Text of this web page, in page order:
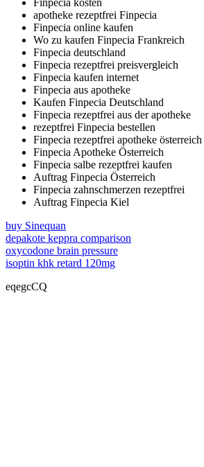
Finpecia kosten
apotheke rezeptfrei Finpecia
Finpecia online kaufen
Wo zu kaufen Finpecia Frankreich
Finpecia deutschland
Finpecia rezeptfrei preisvergleich
Finpecia kaufen internet
Finpecia aus apotheke
Kaufen Finpecia Deutschland
Finpecia rezeptfrei aus der apotheke
rezeptfrei Finpecia bestellen
Finpecia rezeptfrei apotheke österreich
Finpecia Apotheke Österreich
Finpecia salbe rezeptfrei kaufen
Auftrag Finpecia Österreich
Finpecia zahnschmerzen rezeptfrei
Auftrag Finpecia Kiel
buy Sinequan
depakote keppra comparison
oxycodone brain pressure
isoptin khk retard 120mg
eqegcCQ